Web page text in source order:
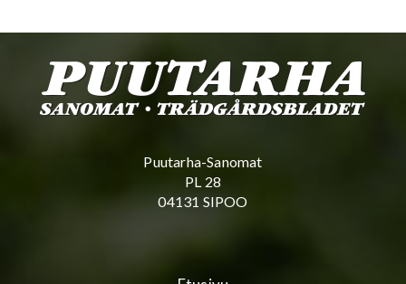
Puutarha-Sanomat
PL 28
04131 SIPOO